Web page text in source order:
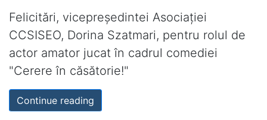
Felicitări, vicepreședintei Asociației
CCSISEO, Dorina Szatmari, pentru rolul de
actor amator jucat în cadrul comediei
"Cerere în căsătorie!"
Continue reading